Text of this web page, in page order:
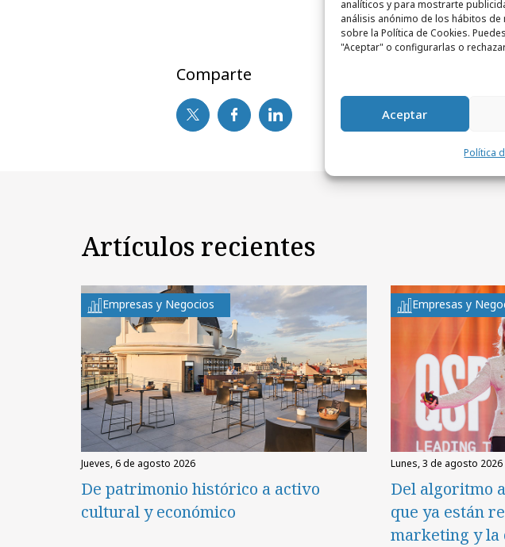
analíticos y para mostrarte
análisis anónimo de los hábitos de
sobre la Política de Cookies.
"Aceptar" o configurarlas o
Aceptar
Política
Comparte
Artículos recientes
Empresas y Negocios
jueves, 6 de agosto 2026
De patrimonio histórico a activo
cultural y económico
Empresas y
lunes, 3 de agosto 2026
Del algoritmo
que ya están
marketing y la